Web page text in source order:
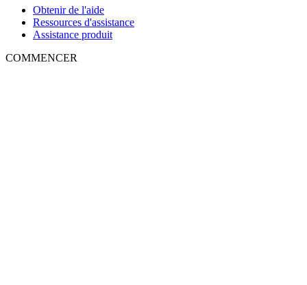
Obtenir de l'aide
Ressources d'assistance
Assistance produit
COMMENCER